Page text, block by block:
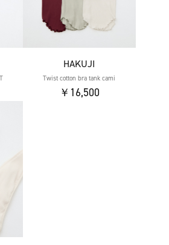
HAKUJI
Twist cotton bra tank cami
￥16,500